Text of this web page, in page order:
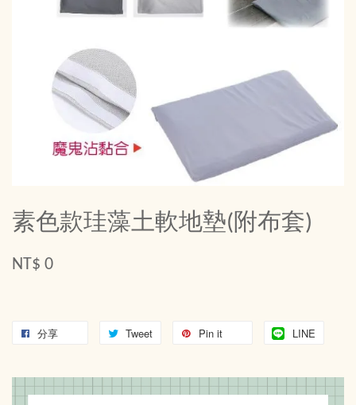
素色款珪藻土軟地墊(附布套)
NT$ 0
分享 Tweet Pin it LINE